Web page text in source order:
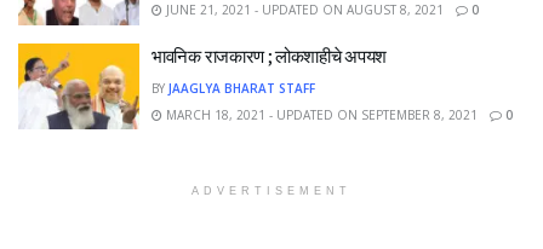
JUNE 21, 2021 - UPDATED ON AUGUST 8, 2021
0
भावनिक राजकारण ; लोकशाहीचे अपयश
BY JAAGLYA BHARAT STAFF
MARCH 18, 2021 - UPDATED ON SEPTEMBER 8, 2021
0
ADVERTISEMENT